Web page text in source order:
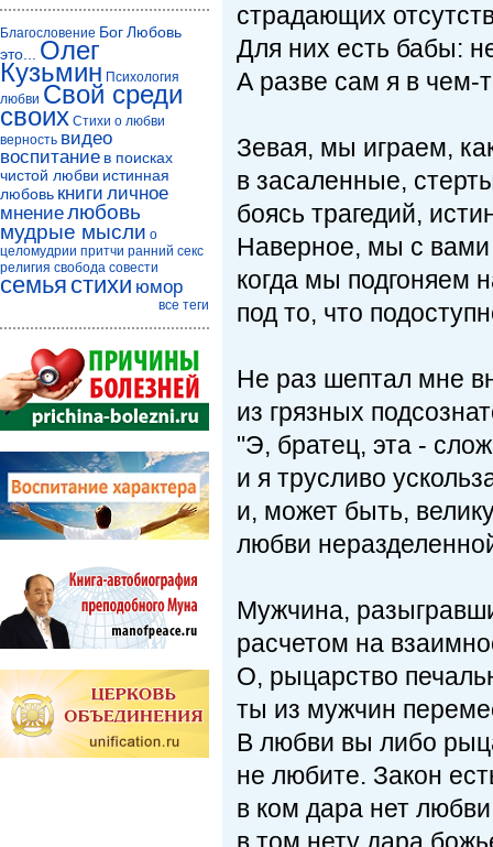
страдающих
Для них есть бабы:
А разве сам я в чем-
Зевая, мы играем,
в засаленные,
боясь трагедий,
Наверное, мы с вами
когда мы подгоняем
под то, что
Не раз шептал мне
из грязных
"Э, братец, эта -
и я трусливо
и, может быть,
любви
Мужчина,
расчетом на
О, рыцарство
ты из мужчин
В любви вы либо
не любите. Закон
в ком дара нет
Благословение БогЛюбовь
это...
Олег
Кузьмин Психология
любви Свой среди
своих Стихи о любви
верность видео
воспитание в поисках
чистой любви истинная
любовь книги личное
мнениелюбовь
мудрые мысли о
целомудрии притчи ранний секс
религия свобода совести
семья стихи юмор
все теги